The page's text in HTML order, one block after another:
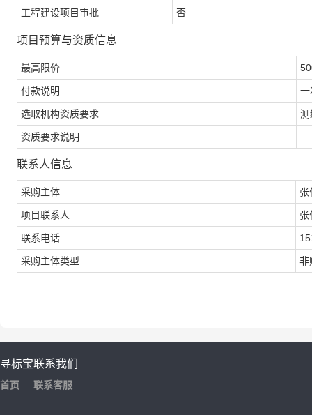
工程建设项目审批 否
项目预算与资质信息
最高限价
付款说明 一
选取机构资质要求 测
资质要求说明
联系人信息
采购主体 张
项目联系人 张
联系电话
采购主体类型 非
寻标宝
首页
联系我们
联系客服